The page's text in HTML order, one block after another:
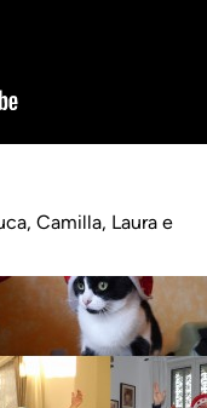
Camilla, Laura e